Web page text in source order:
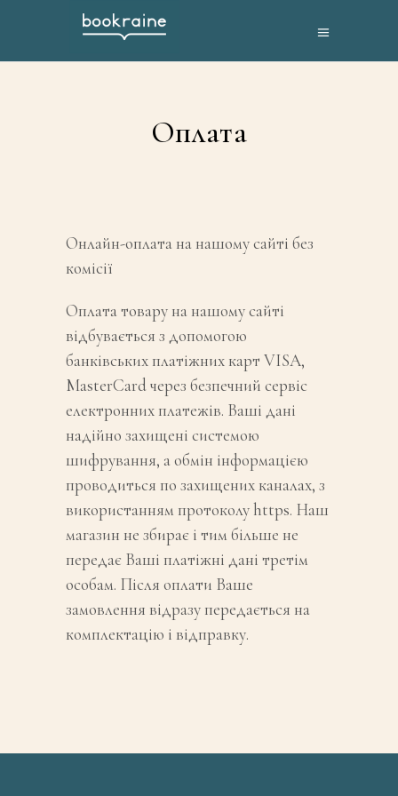
Оплата
Онлайн-оплата на нашому сайті без
комісії
Оплата товару на нашому сайті
відбувається з допомогою
банківських платіжних карт VISA,
MasterCard через безпечний сервіс
електронних платежів. Ваші дані
надійно захищені системою
шифрування, а обмін інформацією
проводиться по захищених каналах, з
використанням протоколу https. Наш
магазин не збирає і тим більше не
передає Ваші платіжні дані третім
особам. Після оплати Ваше
замовлення відразу передається на
комплектацію і відправку.